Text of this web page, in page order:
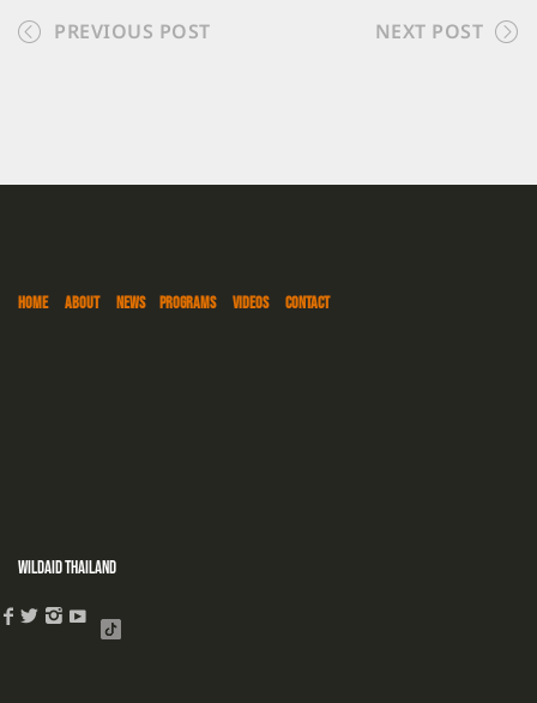
PREVIOUS POST NEXT POST
HOME ABOUT NEWS PROGRAMS VIDEOS CONTACT
WildAid Thailand